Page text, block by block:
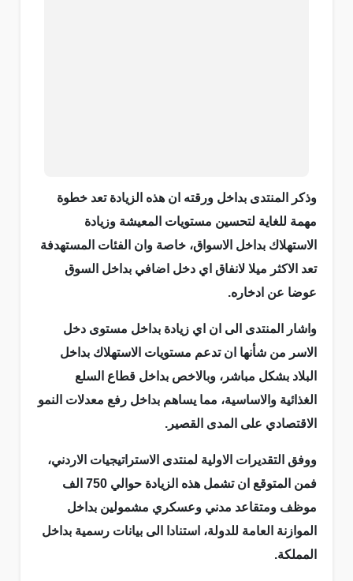
وذكر المنتدى بداخل ورقته ان هذه الزيادة تعد خطوة
مهمة للغاية لتحسين مستويات المعيشة وزيادة
الاستهلاك بداخل الاسواق، خاصة وان الفئات المستهدفة
تعد الاكثر ميلا لانفاق اي دخل اضافي بداخل السوق
عوضا عن ادخاره.
واشار المنتدى الى ان اي زيادة بداخل مستوى دخل
الاسر من شأنها ان تدعم مستويات الاستهلاك بداخل
البلاد بشكل مباشر، وبالاخص بداخل قطاع السلع
الغذائية والاساسية، مما يساهم بداخل رفع معدلات النمو
الاقتصادي على المدى القصير.
ووفق التقديرات الاولية لمنتدى الاستراتيجيات الاردني،
فمن المتوقع ان تشمل هذه الزيادة حوالي 750 الف
موظف ومتقاعد مدني وعسكري مشمولين بداخل
الموازنة العامة للدولة، استنادا الى بيانات رسمية بداخل
المملكة.